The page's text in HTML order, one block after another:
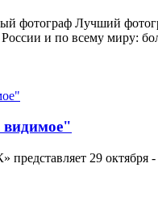
фотограф Лучший
и по всему миру:
видимое"
29 октября